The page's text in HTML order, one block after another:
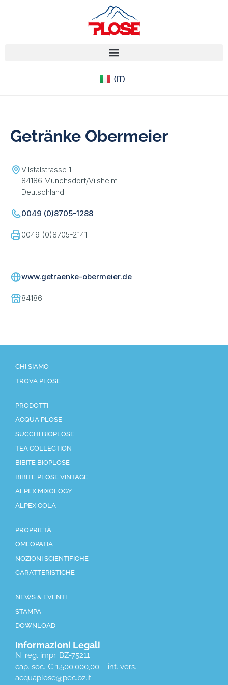
(IT)
(EN)
(DE)
Getränke Obermeier
Vilstalstrasse 1
84186 Münchsdorf/Vilsheim
Deutschland
0049 (0)8705-1288
0049 (0)8705-2141
www.getraenke-obermeier.de
84186
CHI SIAMO
TROVA PLOSE
PRODOTTI
ACQUA PLOSE
SUCCHI BIOPLOSE
TEA COLLECTION
BIBITE BIOPLOSE
BIBITE PLOSE VINTAGE
ALPEX MIXOLOGY
ALPEX COLA
PROPRIETÀ
OMEOPATIA
NOZIONI SCIENTIFICHE
CARATTERISTICHE
NEWS & EVENTI
STAMPA
DOWNLOAD
Informazioni Legali
N. reg. impr. BZ-75211
cap. soc. € 1.500.000,00 – int. vers.
acquaplose@pec.bz.it